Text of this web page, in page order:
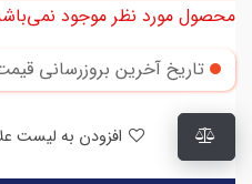
محصول مورد نظر موجود
تاریخ آخرین بروزرسانی